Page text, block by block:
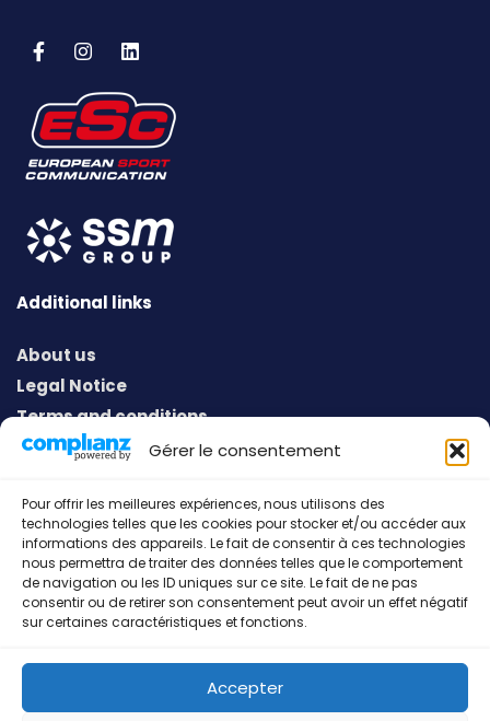
Gérer le consentement
Pour offrir les meilleures expériences, nous utilisons des
technologies telles que les cookies pour stocker et/ou accéder aux
informations des appareils. Le fait de consentir à ces technologies
nous permettra de traiter des données telles que le comportement
de navigation ou les ID uniques sur ce site. Le fait de ne pas
consentir ou de retirer son consentement peut avoir un effet négatif
sur certaines caractéristiques et fonctions.
Accepter
Additional links
About us
Legal Notice
Terms and conditions
Privacy policy
Address
European Sport Communication
53, Gruuss-Strooss
L-9991 Weiswampach
Grand-Duché de Luxembourg